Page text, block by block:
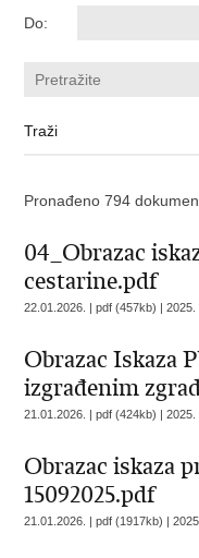
Do:
Pronađeno 794
04_Obrazac
cestarine.pdf
22.01.2026. | pdf (457kb) |2025.
Obrazac Iskaza
izgrađenim
21.01.2026. | pdf (424kb) |2025.
Obrazac iskaza
15092025.pdf
21.01.2026. | pdf (1917kb) |2025.